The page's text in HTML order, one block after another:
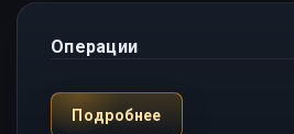
Операции
Подробнее